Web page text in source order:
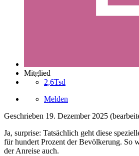
Mitglied
2,6Tsd
Melden
Geschrieben 19. Dezember 2025
Ja, surprise: Tatsächlich geht diese
für hundert Prozent der Bevölkerung. So
der Anreise auch.